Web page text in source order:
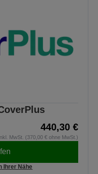
440,30 €
MwSt. (370,00 € ohne MwSt.)
Ihrer Nähe